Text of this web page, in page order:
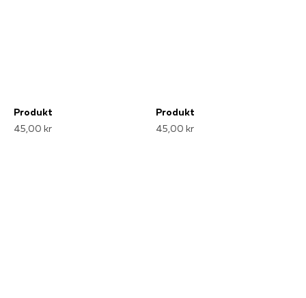
Produkt
45,00 kr
Produkt
45,00 kr